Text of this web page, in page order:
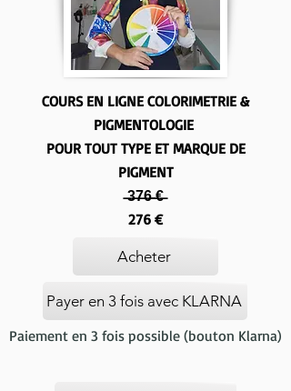
COURS EN LIGNE COLORIMETRIE &
PIGMENTOLOGIE
POUR TOUT TYPE ET MARQUE DE
PIGMENT
̶3̶7̶6̶ ̶€̶
276 €
Acheter
Paiement en 3 fois possible (bouton Klarna)
Payer en 3 fois avec KLARNA